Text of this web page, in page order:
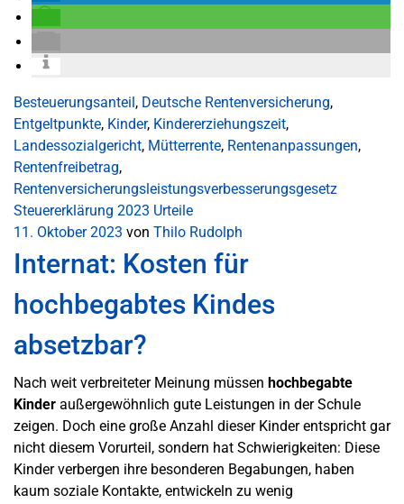
Besteuerungsanteil, Deutsche Rentenversicherung,
Entgeltpunkte, Kinder, Kindererziehungszeit,
Landessozialgericht, Mütterrente, Rentenanpassungen,
Rentenfreibetrag,
Rentenversicherungsleistungsverbesserungsgesetz
Steuererklärung 2023 Urteile
11. Oktober 2023 von Thilo Rudolph
Internat: Kosten für
hochbegabtes Kindes
absetzbar?
Nach weit verbreiteter Meinung müssen hochbegabte
Kinder außergewöhnlich gute Leistungen in der Schule
zeigen. Doch eine große Anzahl dieser Kinder entspricht gar
nicht diesem Vorurteil, sondern hat Schwierigkeiten: Diese
Kinder verbergen ihre besonderen Begabungen, haben
kaum soziale Kontakte, entwickeln zu wenig